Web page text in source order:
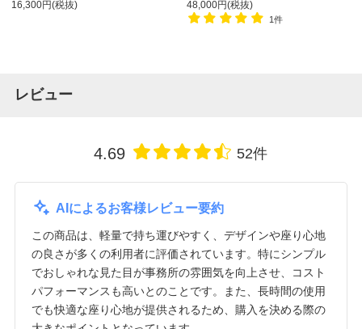
16,300円(税抜) 48,000円(税抜)
1件
レビュー
4.69 52件
AIによるお客様レビュー要約
この商品は、軽量で持ち運びやすく、デザインや座り心地
の良さが多くの利用者に評価されています。特にシンプル
でおしゃれな見た目が事務所の雰囲気を向上させ、コスト
パフォーマンスも高いとのことです。また、長時間の使用
でも快適な座り心地が提供されるため、購入を決める際の